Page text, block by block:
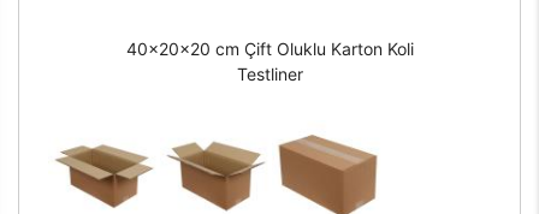
40x20x20 cm Çift Oluklu Karton Koli
Testliner